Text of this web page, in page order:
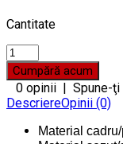
Cantitate
0 opinii | Spune-ţi
DescriereOpinii (0)
Material